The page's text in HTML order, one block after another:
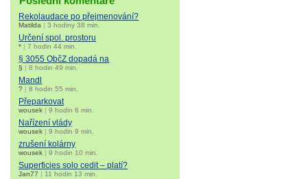
Rekolaudace po přejmenování?
Matilda |3 hodiny 38 min.
Určení spol. prostoru
* |7 hodin 44 min.
§ 3055 ObčZ dopadá na
§ |8 hodin 49 min.
Mandl
? |8 hodin 55 min.
Přeparkovat
wousek |9 hodin 6 min.
Nařízení vlády
wousek |9 hodin 9 min.
zrušení kolárny
wousek |9 hodin 10 min.
Superficies solo cedit – platí?
Jan77 | 11 hodin 13 min.